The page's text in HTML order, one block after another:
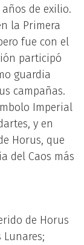
de exilio.
la Primera
fue con el
participó
guardia
campañas.
Imperial
y en
Horus, que
del Caos más
de Horus